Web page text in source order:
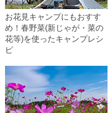
お花見キャンプにもおすす
め！春野菜(新じゃが・菜の
花等)を使ったキャンプレシ
ピ